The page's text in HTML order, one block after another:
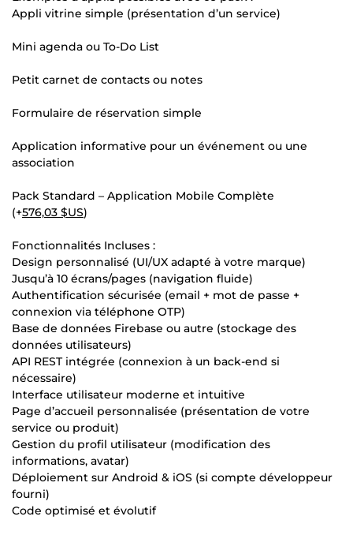
Appli vitrine simple (présentation d’un service)
Mini agenda ou To-Do List
Petit carnet de contacts ou notes
Formulaire de réservation simple
Application informative pour un événement ou une
association
Pack Standard – Application Mobile Complète
(+576,03 $US)
Fonctionnalités Incluses :
Design personnalisé (UI/UX adapté à votre marque)
Jusqu’à 10 écrans/pages (navigation fluide)
Authentification sécurisée (email + mot de passe +
connexion via téléphone OTP)
Base de données Firebase ou autre (stockage des
données utilisateurs)
API REST intégrée (connexion à un back-end si
nécessaire)
Interface utilisateur moderne et intuitive
Page d’accueil personnalisée (présentation de votre
service ou produit)
Gestion du profil utilisateur (modification des
informations, avatar)
Déploiement sur Android & iOS (si compte développeur
fourni)
Code optimisé et évolutif